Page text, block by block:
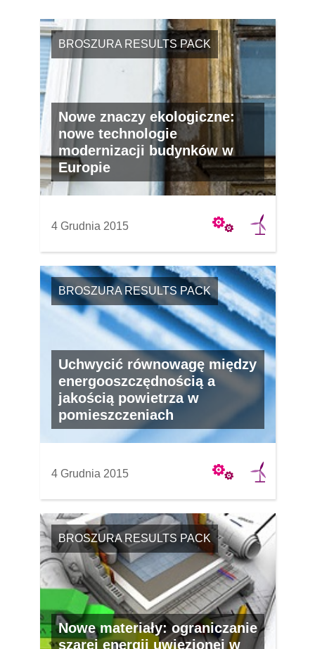
BROSZURA RESULTS PACK
Nowe znaczy ekologiczne:
nowe technologie
modernizacji budynków w
Europie
4 Grudnia 2015
BROSZURA RESULTS PACK
Uchwycić równowagę między
energooszczędnością a
jakością powietrza w
pomieszczeniach
4 Grudnia 2015
BROSZURA RESULTS PACK
Nowe materiały: ograniczanie
szarej energii uwięzionej w